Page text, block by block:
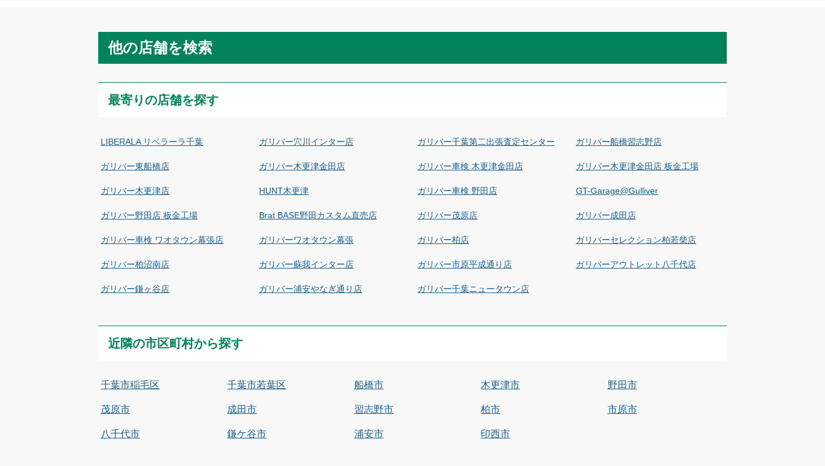
他の店舗を検索
最寄りの店舗を探す
LIBERALA リベラーラ千葉 ガリバー穴川インター店 ガリバー千葉第二出張査定センター ガリバー船橋習志野店
ガリバー東船橋店 ガリバー木更津金田店 ガリバー車検 木更津金田店 ガリバー木更津金田店 板金工場
ガリバー木更津店 HUNT木更津 ガリバー車検 野田店 GT-Garage@Gulliver
ガリバー野田店 板金工場 Brat BASE野田カスタム直売店 ガリバー茂原店 ガリバー成田店
ガリバー車検 ワオタウン幕張店 ガリバーワオタウン幕張 ガリバー柏店 ガリバーセレクション柏若柴店
ガリバー柏沼南店 ガリバー蘇我インター店 ガリバー市原平成通り店 ガリバーアウトレット八千代店
ガリバー鎌ヶ谷店 ガリバー浦安やなぎ通り店 ガリバー千葉ニュータウン店
近隣の市区町村から探す
千葉市稲毛区 千葉市若葉区 船橋市 木更津市 野田市
茂原市 成田市 習志野市 柏市 市原市
八千代市 鎌ケ谷市 浦安市 印西市